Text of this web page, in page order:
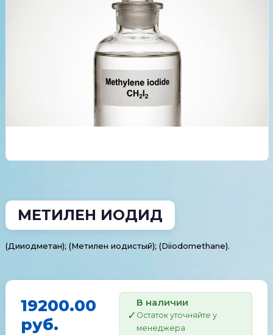
МЕТИЛЕН ИОДИД
(Дииодметан); (Метилен иодистый); (Diiodomethane).
19200.00
руб.
В наличии
Остаток уточняйте у
менеджера